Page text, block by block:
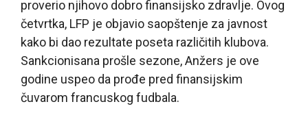
proverio njihovo dobro finansijsko zdravlje. Ovog
četvrtka, LFP je objavio saopštenje za javnost
kako bi dao rezultate poseta različitih klubova.
Sankcionisana prošle sezone, Anžers je ove
godine uspeo da prođe pred finansijskim
čuvarom francuskog fudbala.